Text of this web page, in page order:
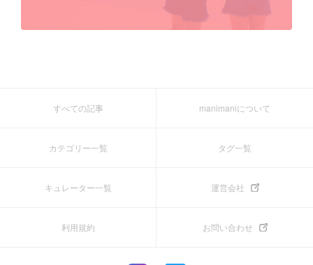
すべての記事 manimaniについて
カテゴリー一覧 タグ一覧
キュレーター一覧 運営会社
利用規約 お問い合わせ